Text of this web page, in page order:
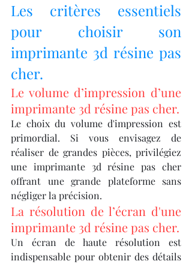
Les critères essentiels
pour choisir son
imprimante 3d résine pas
cher.
Le volume d’impression d’une
imprimante 3d résine pas cher.
Le choix du volume d'impression est
primordial. Si vous envisagez de
réaliser de grandes pièces, privilégiez
une imprimante 3d résine pas cher
offrant une grande plateforme sans
négliger la précision.
La résolution de l’écran d'une
imprimante 3d résine pas cher.
Un écran de haute résolution est
indispensable pour obtenir des détails